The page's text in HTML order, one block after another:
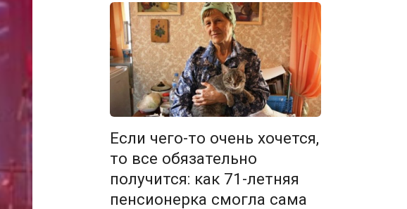
Если чего-то очень хочется,
то все обязательно
получится: как 71-летняя
пенсионерка смогла сама